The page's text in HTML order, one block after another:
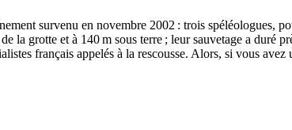
survenu en novembre 2002 : trois spéléologues,
la grotte et à 140 m sous terre ; leur sauvetage a duré
français appelés à la rescousse. Alors, si vous